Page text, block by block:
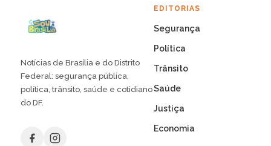
Notícias de Brasília e do Distrito
Federal: segurança pública,
política, trânsito, saúde e cotidiano
do DF.
EDITORIAS
Segurança
Política
Trânsito
Saúde
Justiça
Economia